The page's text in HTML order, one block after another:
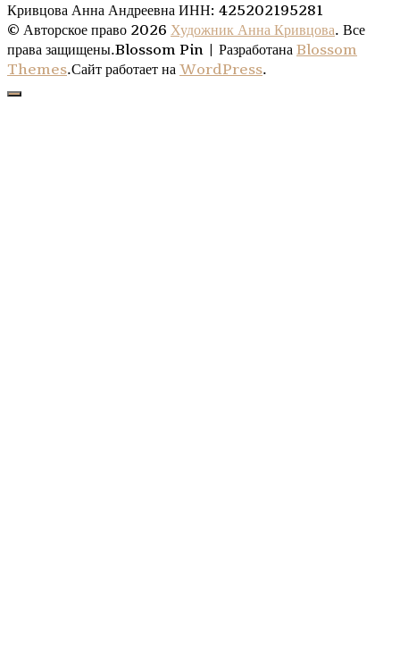
Кривцова Анна Андреевна ИНН: 425202195281
© Авторское право 2026 Художник Анна Кривцова. Все
права защищены.Blossom Pin | РазработанаBlossom
Themes.Сайт работает наWordPress.